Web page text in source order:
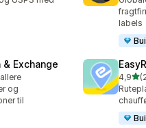
labels
Exchange
og
til
4,9ud
279